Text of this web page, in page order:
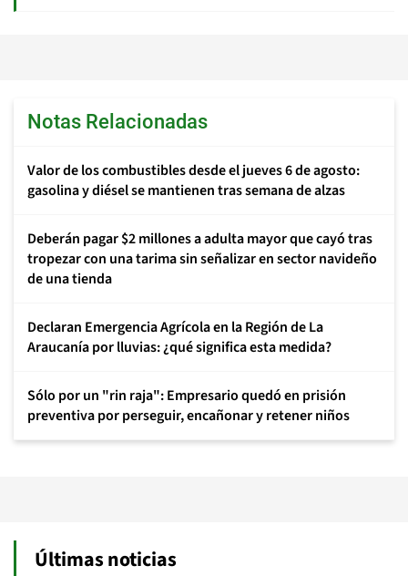
Notas Relacionadas
Valor de los combustibles desde el jueves 6 de agosto:
gasolina y diésel se mantienen tras semana de alzas
Deberán pagar $2 millones a adulta mayor que cayó tras
tropezar con una tarima sin señalizar en sector navideño
de una tienda
Declaran Emergencia Agrícola en la Región de La
Araucanía por lluvias: ¿qué significa esta medida?
Sólo por un "rin raja": Empresario quedó en prisión
preventiva por perseguir, encañonar y retener niños
Últimas noticias